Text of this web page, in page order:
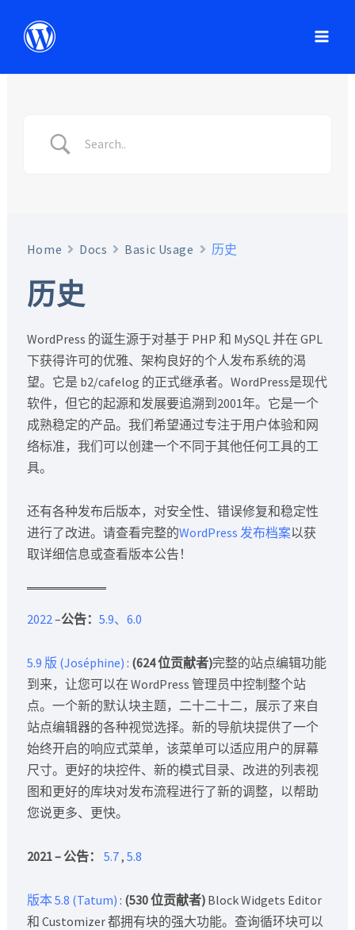
Home Docs Basic Usage 历史
历史
WordPress 的诞生源于对基于 PHP 和 MySQL 并在 GPL
下获得许可的优雅、架构良好的个人发布系统的渴
望。它是 b2/cafelog 的正式继承者。WordPress是现代
软件，但它的起源和发展要追溯到2001年。它是一个
成熟稳定的产品。我们希望通过专注于用户体验和网
络标准，我们可以创建一个不同于其他任何工具的工
具。
还有各种发布后版本，对安全性、错误修复和稳定性
进行了改进。请查看完整的WordPress 发布档案以获
取详细信息或查看版本公告！
2022 –公告： 5.9、6.0
5.9 版 (Joséphine) : (624 位贡献者)完整的站点编辑功能
到来，让您可以在 WordPress 管理员中控制整个站
点。一个新的默认块主题，二十二十二，展示了来自
站点编辑器的各种视觉选择。新的导航块提供了一个
始终开启的响应式菜单，该菜单可以适应用户的屏幕
尺寸。更好的块控件、新的模式目录、改进的列表视
图和更好的库块对发布流程进行了新的调整，以帮助
您说更多、更快。
2021 – 公告： 5.7, 5.8
版本 5.8 (Tatum) : (530 位贡献者)Block Widgets Editor
和 Customizer 都拥有块的强大功能。查询循环块可以